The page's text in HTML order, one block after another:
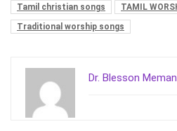
Tamil christian songs
TAMIL
Traditional worship songs
Dr. Blesson